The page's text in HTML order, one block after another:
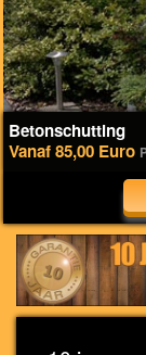
Betonschutting
Vanaf 85,00 Euro